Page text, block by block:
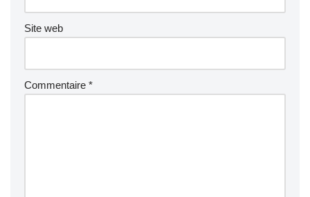
Site web
Commentaire *